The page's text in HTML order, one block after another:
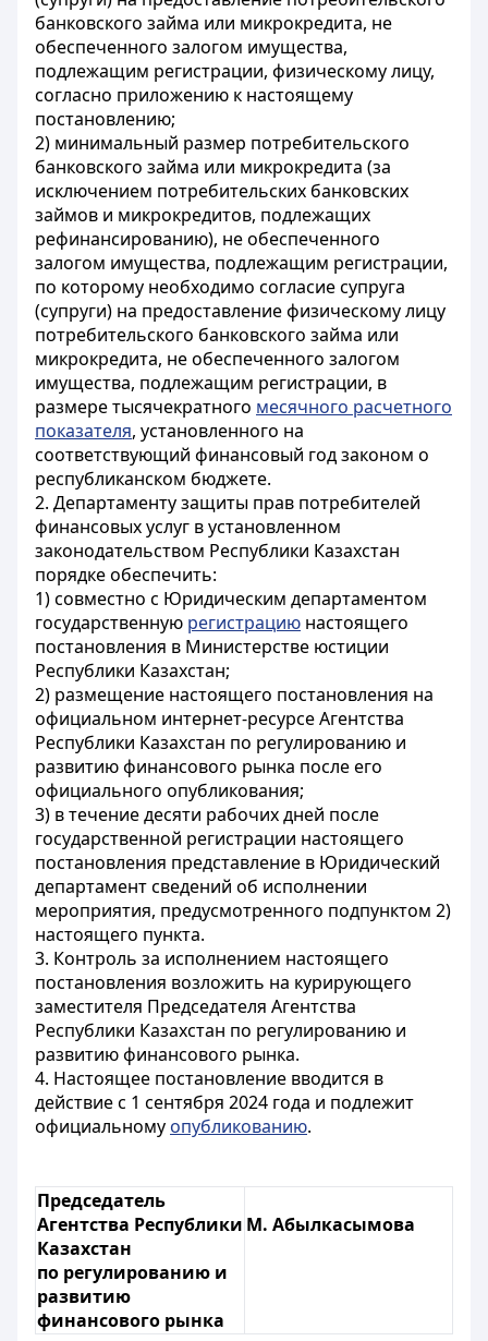
банковского займа или микрокредита, не
обеспеченного залогом имущества,
подлежащим регистрации, физическому лицу,
согласно приложению к настоящему
постановлению;
2) минимальный размер потребительского
банковского займа или микрокредита (за
исключением потребительских банковских
займов и микрокредитов, подлежащих
рефинансированию), не обеспеченного
залогом имущества, подлежащим регистрации,
по которому необходимо согласие супруга
(супруги) на предоставление физическому лицу
потребительского банковского займа или
микрокредита, не обеспеченного залогом
имущества, подлежащим регистрации, в
размере тысячекратного месячного расчетного
показателя, установленного на
соответствующий финансовый год законом о
республиканском бюджете.
2. Департаменту защиты прав потребителей
финансовых услуг в установленном
законодательством Республики Казахстан
порядке обеспечить:
1) совместно с Юридическим департаментом
государственную регистрацию настоящего
постановления в Министерстве юстиции
Республики Казахстан;
2) размещение настоящего постановления на
официальном интернет-ресурсе Агентства
Республики Казахстан по регулированию и
развитию финансового рынка после его
официального опубликования;
3) в течение десяти рабочих дней после
государственной регистрации настоящего
постановления представление в Юридический
департамент сведений об исполнении
мероприятия, предусмотренного подпунктом 2)
настоящего пункта.
3. Контроль за исполнением настоящего
постановления возложить на курирующего
заместителя Председателя Агентства
Республики Казахстан по регулированию и
развитию финансового рынка.
4. Настоящее постановление вводится в
действие с 1 сентября 2024 года и подлежит
официальному опубликованию.
Председатель
Агентства Республики
Казахстан
по регулированию и
развитию
финансового рынка
М. Абылкасымова